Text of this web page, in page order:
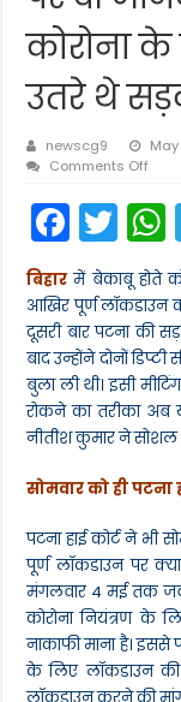
कोरोना
उतरे थे
newscg9 May
Comments Off
अब
पूरा
बंद:15
मई
तक
रहेगा
CM
ने
सोशल
पर
एक
पहले
के
का
लेने
उतरे
थे
F
a
c
e
b
o
o
k
T
w
itt
er
बिहार में बेकाबू होते
आखिर पूर्ण लॉकडाउन
दूसरी बार पटना की
बाद उन्होंने दोनों
बुला ली थी। इसी
रोकने का तरीका अब
नीतीश कुमार ने सोशल
सोमवार को ही पटना
पटना हाई कोर्ट ने भी
पूर्ण लॉकडाउन पर
मंगलवार 4 मई तक
कोरोना नियंत्रण के
नाकाफी माना है। इससे
के लिए लॉकडाउन की